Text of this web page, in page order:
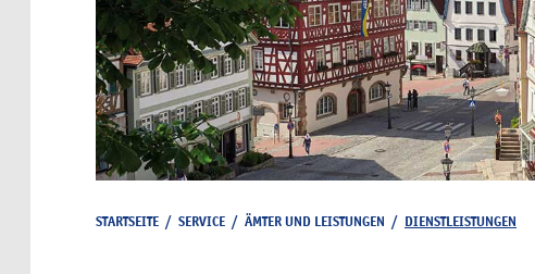
STARTSEITE / SERVICE / ÄMTER UND LEISTUNGEN / DIENSTLEISTUNGEN